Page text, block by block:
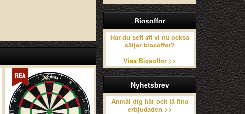
Biosoffor
Har du sett att vi nu också
säljer biosoffor?
Visa Biosoffor >>
Nyhetsbrev
Anmäl dig här och få fina
erbjudaden >>